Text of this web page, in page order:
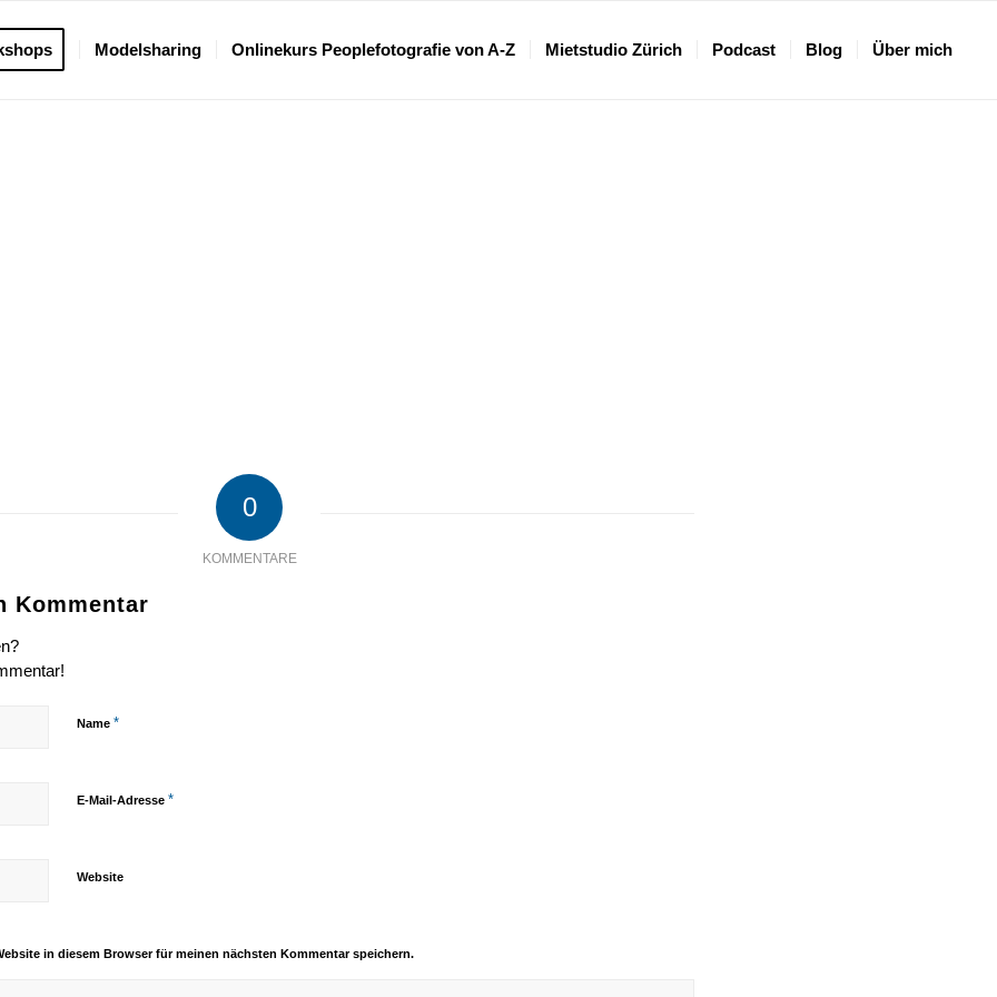
Modelsharing Onlinekurs Peoplefotografie von A-Z Mietstudio Zürich Podcast Blog Über mich
0
KOMMENTARE
Kommentar
Name *
E-Mail-Adresse *
Website
in diesem Browser für meinen nächsten Kommentar speichern.